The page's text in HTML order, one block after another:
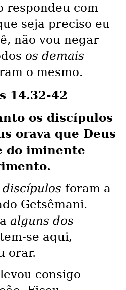
respondeu com
seja preciso eu
não vou negar
os demais
o mesmo.
14.32-42
os discípulos
orava que Deus
do iminente
discípulos foram a
Getsêmani.
alguns dos
se aqui,
orar.
consigo